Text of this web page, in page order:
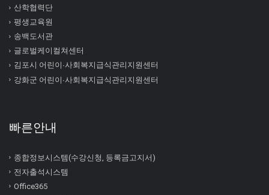
산학협력단
평생교육원
송백도서관
글로벌케이컬쳐센터
김포시 어린이∙사회복지급식관리지원센터
강화군 어린이∙사회복지급식관리지원센터
빠른안내
종합정보시스템(수강신청, 등록금고지서)
전자출석시스템
Office365